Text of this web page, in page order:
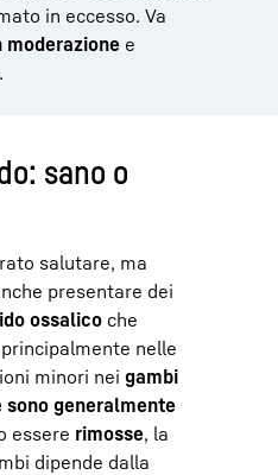
in eccesso. Va
moderazione e
.
sano o
salutare, ma
presentare dei
ossalico che
nelle
minori nei gambi
sono generalmente
essere rimosse, la
dipende dalla